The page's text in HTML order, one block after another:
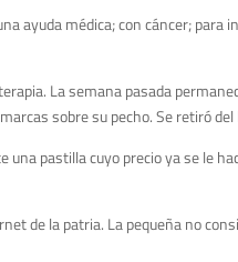
ayuda médica; con cáncer; para
La semana pasada
sobre su pecho. Se retiró
pastilla cuyo precio ya se le
de la patria. La pequeña no